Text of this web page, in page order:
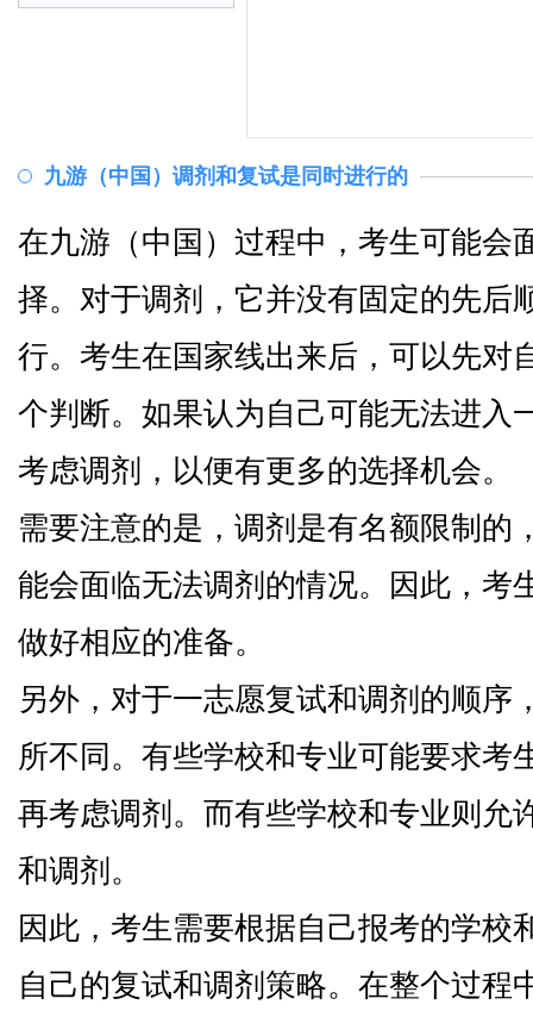
九游（中国）调剂和复试是同时进行的
在九游（中国）过程中，考生可能会
择。对于调剂，它并没有固定的先后
行。考生在国家线出来后，可以先对
个判断。如果认为自己可能无法进入
考虑调剂，以便有更多的选择机会。
需要注意的是，调剂是有名额限制的
能会面临无法调剂的情况。因此，考
做好相应的准备。
另外，对于一志愿复试和调剂的顺序
所不同。有些学校和专业可能要求考
再考虑调剂。而有些学校和专业则允
和调剂。
因此，考生需要根据自己报考的学校
自己的复试和调剂策略。在整个过程